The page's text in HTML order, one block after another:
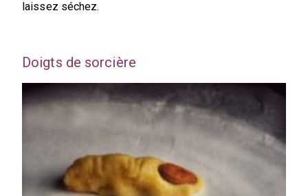
laissez séchez.
Doigts de sorcière